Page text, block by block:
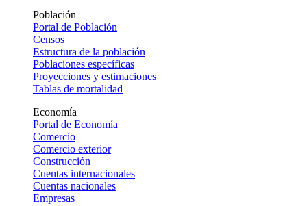
Población
Portal de Población
Censos
Estructura de la población
Poblaciones específicas
Proyecciones y estimaciones
Tablas de mortalidad
Economía
Portal de Economía
Comercio
Comercio exterior
Construcción
Cuentas internacionales
Cuentas nacionales
Empresas